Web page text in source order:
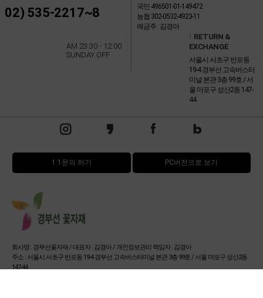
02) 535-2217~8
AM 23:30 - 12:00
SUNDAY OFF
국민 496501-01-149472
농협 302-0532-4923-11
예금주 : 김경아
RETURN &
EXCHANGE
서울시 서초구 반포동
19-4 경부선 고속버스터
미널 본관 3층 99호 / 서
울 마포구 성산2동 147-
44
1:1문의 하기 PC버전으로 보기
회사명 : 경부선꽃자재 / 대표자 : 김경아 / 개인정보관리 책임자 : 김경아
주소 : 서울시 서초구 반포동 19-4 경부선 고속버스터미널 본관 3층 99호 / 서울 마포구 성산2동
147-44